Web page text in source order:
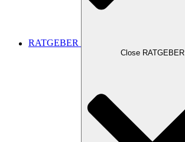
RATGEBER
Close RATGEBER